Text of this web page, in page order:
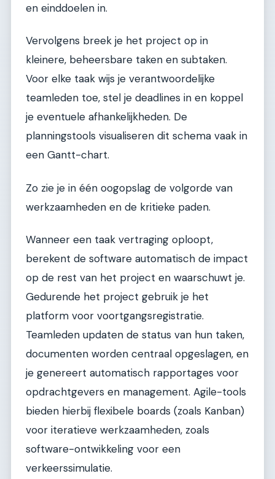
en einddoelen in.
Vervolgens breek je het project op in
kleinere, beheersbare taken en subtaken.
Voor elke taak wijs je verantwoordelijke
teamleden toe, stel je deadlines in en koppel
je eventuele afhankelijkheden. De
planningstools visualiseren dit schema vaak in
een Gantt-chart.
Zo zie je in één oogopslag de volgorde van
werkzaamheden en de kritieke paden.
Wanneer een taak vertraging oploopt,
berekent de software automatisch de impact
op de rest van het project en waarschuwt je.
Gedurende het project gebruik je het
platform voor voortgangsregistratie.
Teamleden updaten de status van hun taken,
documenten worden centraal opgeslagen, en
je genereert automatisch rapportages voor
opdrachtgevers en management. Agile-tools
bieden hierbij flexibele boards (zoals Kanban)
voor iteratieve werkzaamheden, zoals
software-ontwikkeling voor een
verkeerssimulatie.